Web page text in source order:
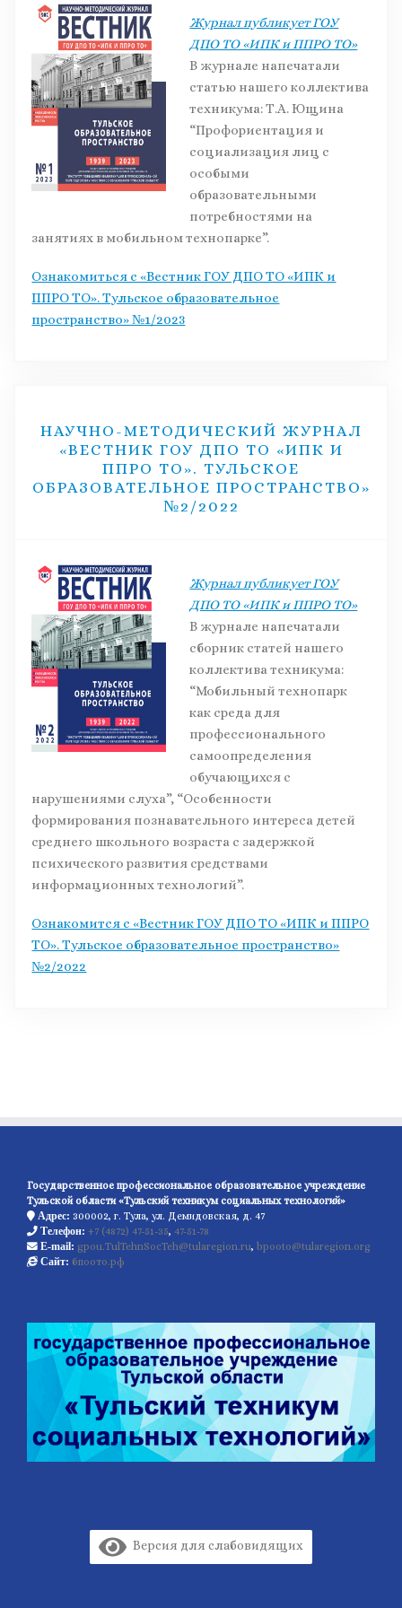
Журнал публикует ГОУ
ДПО ТО «ИПК и ППРО ТО»
В журнале напечатали
статью нашего коллектива
техникума: Т.А. Ющина
“Профориентация и
социализация лиц с
особыми
образовательными
потребностями на
занятиях в мобильном технопарке”.
Ознакомиться с «Вестник ГОУ ДПО ТО «ИПК и
ППРО ТО». Тульское образовательное
пространство» №1/2023
НАУЧНО-МЕТОДИЧЕСКИЙ ЖУРНАЛ
«ВЕСТНИК ГОУ ДПО ТО «ИПК И
ППРО ТО». ТУЛЬСКОЕ
ОБРАЗОВАТЕЛЬНОЕ ПРОСТРАНСТВО»
№2/2022
Журнал публикует ГОУ
ДПО ТО «ИПК и ППРО ТО»
В журнале напечатали
сборник статей нашего
коллектива техникума:
“Мобильный технопарк
как среда для
профессионального
самоопределения
обучающихся с
нарушениями слуха”, “Особенности
формирования познавательного интереса детей
среднего школьного возраста с задержкой
психического развития средствами
информационных технологий”.
Ознакомится с «Вестник ГОУ ДПО ТО «ИПК и ППРО
ТО». Тульское образовательное пространство»
№2/2022
Государственное профессиональное образовательное учреждение
Тульской области «Тульский техникум социальных технологий»
Адрес: 300002, г. Тула, ул. Демидовская, д. 47
Телефон: +7 (4872) 47-51-35, 47-51-78
E-mail: gpou.TulTehnSocTeh@tularegion.ru, bpooto@tularegion.org
Сайт: бпоото.рф
Версия для слабовидящих